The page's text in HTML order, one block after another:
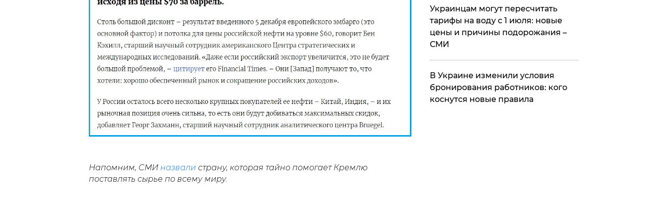
Напомним, СМИ назвали страну, которая тайно помогает Кремлю
поставлять сырье по всему миру.
Украинцам могут пересчитать
тарифы на воду с 1 июля: новые
цены и причины подорожания –
СМИ
В Украине изменили условия
бронирования работников: кого
коснутся новые правила